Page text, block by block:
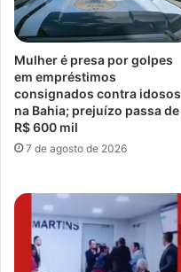
Mulher é presa por golpes
em empréstimos
consignados contra idosos
na Bahia; prejuízo passa de
R$ 600 mil
7 de agosto de 2026